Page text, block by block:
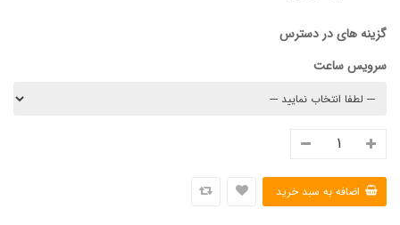
گزینه های در دسترس
سرویس ساعت